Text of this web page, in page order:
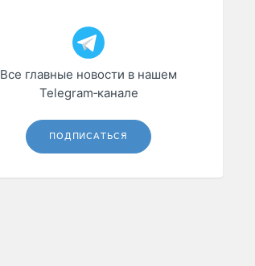
Все главные новости в нашем
Telegram‑канале
ПОДПИСАТЬСЯ